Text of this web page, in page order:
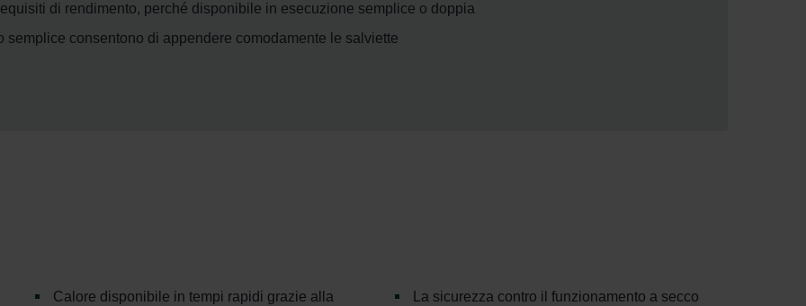
di rendimento, perché disponibile in esecuzione semplice o doppia
semplice consentono di appendere comodamente le salviette
Calore disponibile in tempi rapidi grazie alla
La sicurezza contro il funzionamento a secco